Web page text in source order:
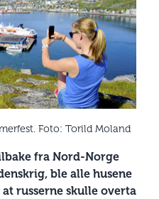
Foto: Torild Moland
fra Nord-Norge
ble alle husene
russerne skulle overta